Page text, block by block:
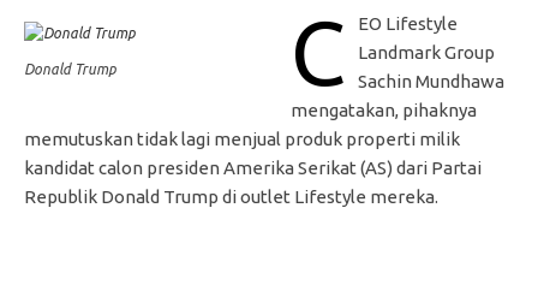
Donald Trump C
EO Lifestyle
Landmark Group
Sachin Mundhawa
mengatakan, pihaknya
memutuskan tidak lagi menjual produk properti milik
kandidat calon presiden Amerika Serikat (AS) dari Partai
Republik Donald Trump di outlet Lifestyle mereka.